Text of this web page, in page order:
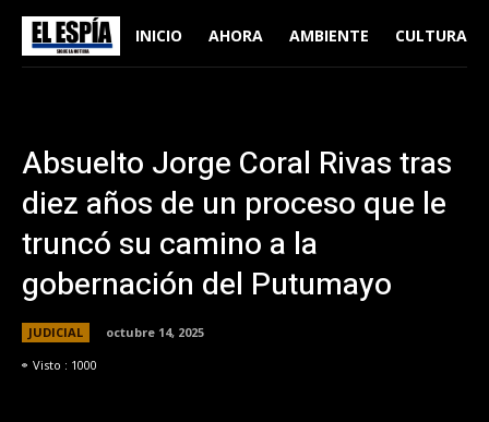
INICIO AHORA AMBIENTE CULTURA
Absuelto Jorge Coral Rivas tras
diez años de un proceso que le
truncó su camino a la
gobernación del Putumayo
JUDICIAL
octubre 14, 2025
Visto : 1000